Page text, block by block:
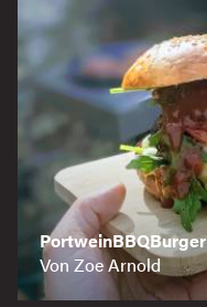
PortweinBBQBurger
Von Zoe Arnold